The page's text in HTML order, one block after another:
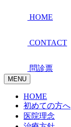
HOME
CONTACT
問診票
MENU
HOME
初めての方へ
医院理念